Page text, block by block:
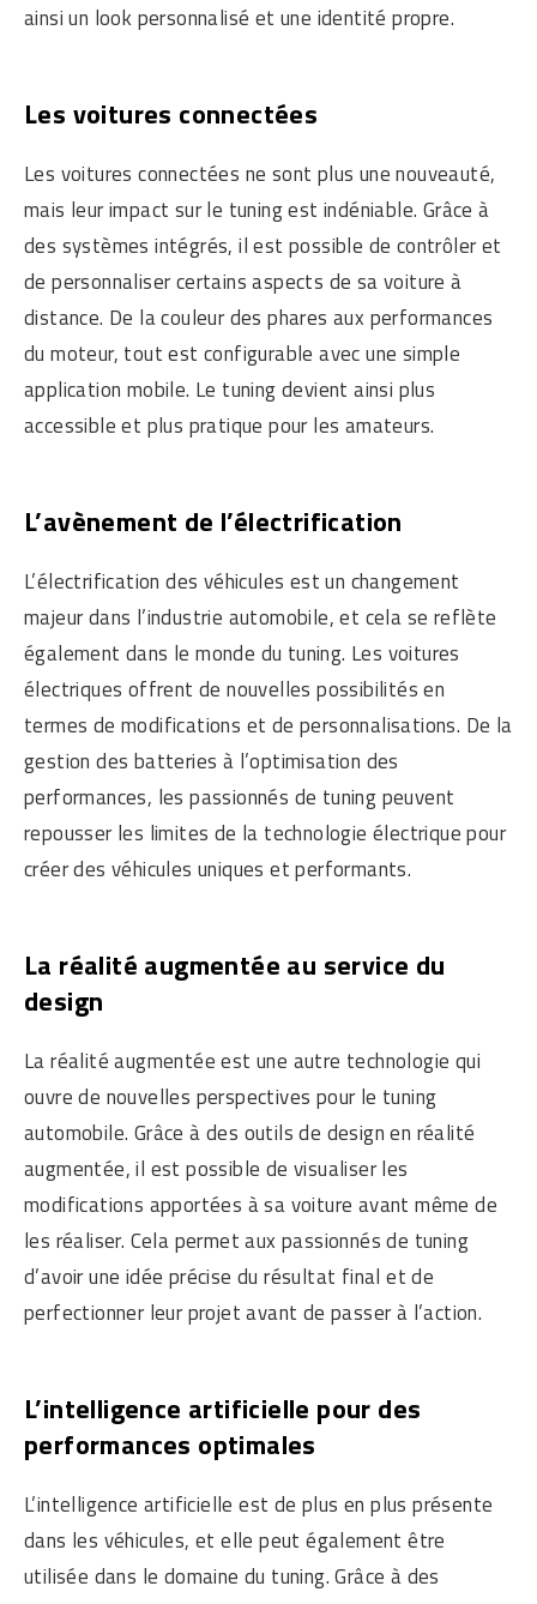
ainsi un look personnalisé et une identité propre.
Les voitures connectées
Les voitures connectées ne sont plus une nouveauté,
mais leur impact sur le tuning est indéniable. Grâce à
des systèmes intégrés, il est possible de contrôler et
de personnaliser certains aspects de sa voiture à
distance. De la couleur des phares aux performances
du moteur, tout est configurable avec une simple
application mobile. Le tuning devient ainsi plus
accessible et plus pratique pour les amateurs.
L’avènement de l’électrification
L’électrification des véhicules est un changement
majeur dans l’industrie automobile, et cela se reflète
également dans le monde du tuning. Les voitures
électriques offrent de nouvelles possibilités en
termes de modifications et de personnalisations. De la
gestion des batteries à l’optimisation des
performances, les passionnés de tuning peuvent
repousser les limites de la technologie électrique pour
créer des véhicules uniques et performants.
La réalité augmentée au service du
design
La réalité augmentée est une autre technologie qui
ouvre de nouvelles perspectives pour le tuning
automobile. Grâce à des outils de design en réalité
augmentée, il est possible de visualiser les
modifications apportées à sa voiture avant même de
les réaliser. Cela permet aux passionnés de tuning
d’avoir une idée précise du résultat final et de
perfectionner leur projet avant de passer à l’action.
L’intelligence artificielle pour des
performances optimales
L’intelligence artificielle est de plus en plus présente
dans les véhicules, et elle peut également être
utilisée dans le domaine du tuning. Grâce à des